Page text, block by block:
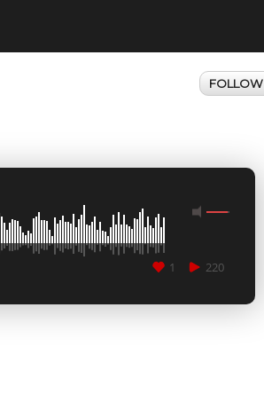
FOLLOW
220
1